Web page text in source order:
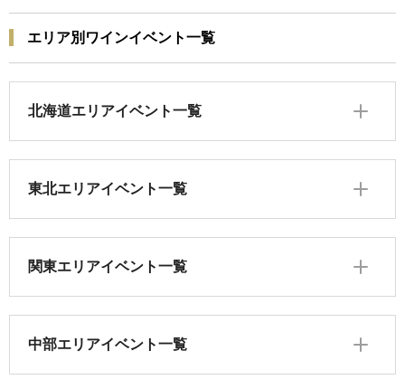
エリア別ワインイベント一覧
北海道エリアイベント一覧
東北エリアイベント一覧
関東エリアイベント一覧
中部エリアイベント一覧